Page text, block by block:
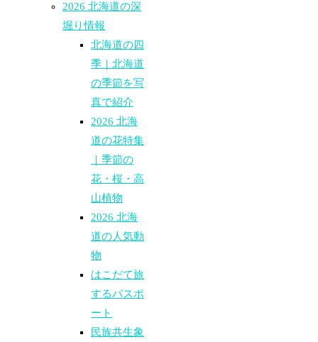
2026 北海道の深
堀り情報
北海道の四
季｜北海道
の季節を写
真で紹介
2026 北海
道の花特集
｜季節の
花・桜・高
山植物
2026 北海
道の人気動
物
はこだて旅
するパスポ
ート
民族共生象